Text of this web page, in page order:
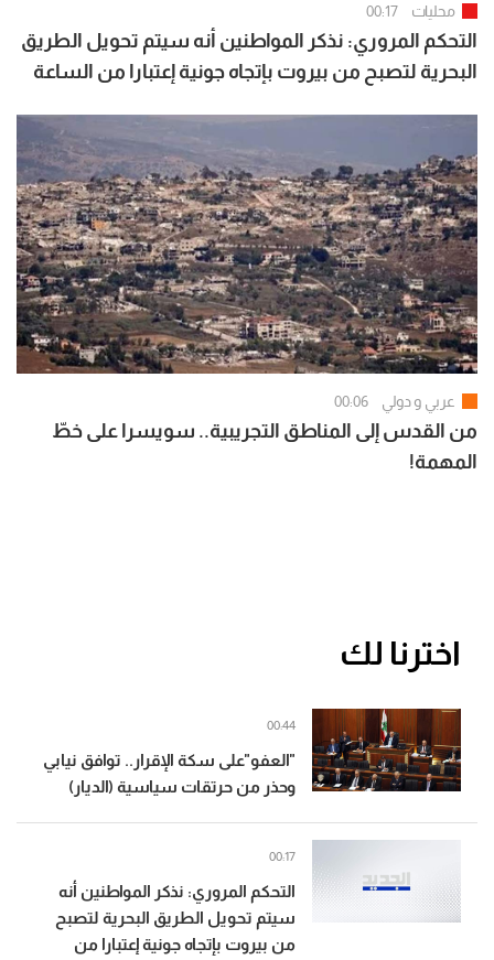
محليات 00:17
التحكم المروري: نذكر المواطنين أنه سيتم تحويل الطريق
البحرية لتصبح من بيروت بإتجاه جونية إعتبارا من الساعة
عربي و دولي 00:06
من القدس إلى المناطق التجريبية.. سويسرا على خطّ
المهمة!
اخترنا لك
"العفو"على سكة الإقرار.. توافق نيابي
وحذر من حرتقات سياسية (الديار)
00:44
التحكم المروري: نذكر المواطنين أنه
سيتم تحويل الطريق البحرية لتصبح
من بيروت بإتجاه جونية إعتبارا من
00:17